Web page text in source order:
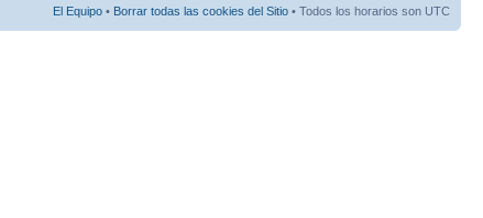
El Equipo • Borrar todas las cookies del Sitio • Todos los horarios son UTC